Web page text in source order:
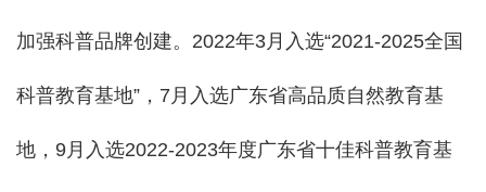
加强科普品牌创建。2022年3月入选“2021-2025全国
科普教育基地”，7月入选广东省高品质自然教育基
地，9月入选2022-2023年度广东省十佳科普教育基